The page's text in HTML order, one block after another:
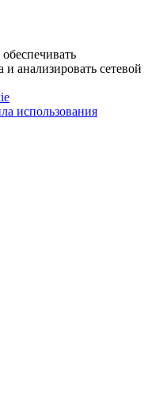
анализировать сетевой
использования